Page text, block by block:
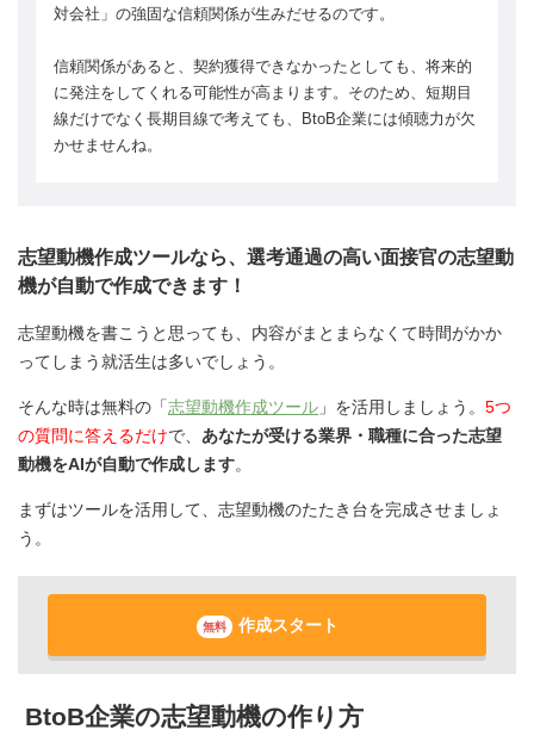
対会社」の強固な信頼関係が生みだせるのです。
信頼関係があると、契約獲得できなかったとしても、将来的
に発注をしてくれる可能性が高まります。そのため、短期目
線だけでなく長期目線で考えても、BtoB企業には傾聴力が欠
かせませんね。
志望動機作成ツールなら、選考通過の高い面接官の志望動
機が自動で作成できます！
志望動機を書こうと思っても、内容がまとまらなくて時間がかか
ってしまう就活生は多いでしょう。
そんな時は無料の「志望動機作成ツール 」を活用しましょう。 5つ
の質問に答えるだけで、 あなたが受ける業界・職種に合った志望
動機をAIが自動で作成します。
まずはツールを活用して、志望動機のたたき台を完成させましょ
う。
無料 作成スタート
BtoB企業の志望動機の作り方